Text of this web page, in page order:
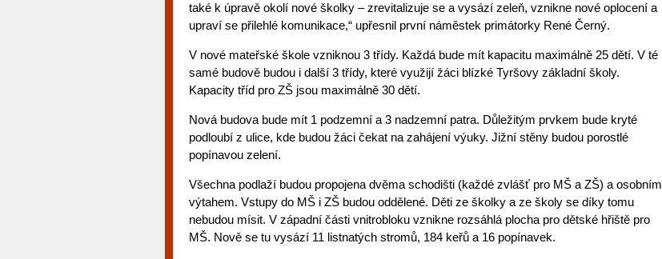
také k úpravě okolí nové školky – zrevitalizuje se a vysází zeleň, vznikne nové oplocení a
upraví se přilehlé komunikace,“ upřesnil první náměstek primátorky René Černý.
V nové mateřské škole vzniknou 3 třídy. Každá bude mít kapacitu maximálně 25 dětí. V té
samé budově budou i další 3 třídy, které využijí žáci blízké Tyršovy základní školy.
Kapacity tříd pro ZŠ jsou maximálně 30 dětí.
Nová budova bude mít 1 podzemní a 3 nadzemní patra. Důležitým prvkem bude kryté
podloubí z ulice, kde budou žáci čekat na zahájení výuky. Jižní stěny budou porostlé
popínavou zelení.
Všechna podlaží budou propojena dvěma schodišti (každé zvlášť pro MŠ a ZŠ) a osobním
výtahem. Vstupy do MŠ i ZŠ budou oddělené. Děti ze školky a ze školy se díky tomu
nebudou mísit. V západní části vnitrobloku vznikne rozsáhlá plocha pro dětské hřiště pro
MŠ. Nově se tu vysází 11 listnatých stromů, 184 keřů a 16 popínavek.